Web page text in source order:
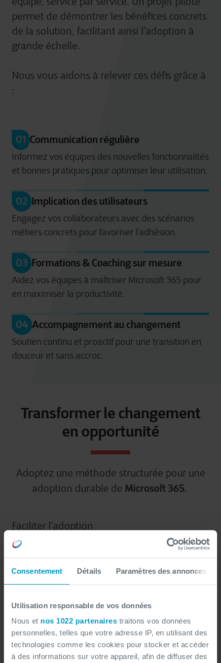
Consentement Détails Paramètres des annonces
Utilisation responsable de vos données
Nous et nos 1022 partenaires traitons vos données
personnelles, telles que votre adresse IP, en utilisant des
technologies comme les cookies pour stocker et accéder
à des informations sur votre appareil, afin de diffuser des
permet de démontrer les bénéfices concrets
de la solution, facilitant ainsi l’adoption à
grande échelle.
Nous vous aidons à relever ces défis grâce à
:
01 Communication régulière
Informez vos équipes des nouvelles fonctionnalités
et bonnes pratiques pour optimiser leur utilisation.
02 Implication des utilisateurs
Engagez vos collaborateurs avec des scénarios
métiers concrets pour favoriser l’adhésion.
03 Formations & Coaching sur mesure
Aidez vos équipes à maîtriser Microsoft 365 pour
en maximiser la productivité.
04 Accompagnement au changement
Soutien continu et proactif pour une transition en
douceur et sans accroc.
Transformer le changement
en opportunité
Adoptez une méthode structurée pour une
adoption durable de Microsoft 365.
Faciliter l’adoption
Nous vous accompagnons à chaque étape du
changement :
Session d’inspiration :
ateliers interactifs
pour présenter les avantages
de Microsoft 365 et motiver vos équipes.
Planification & communication :